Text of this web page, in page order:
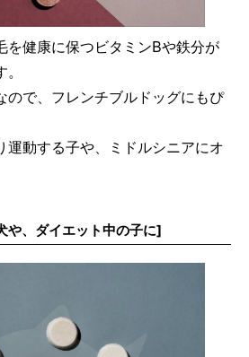
を健康に保つビタミンBや鉄分が
ので、フレンチブルドッグにもぴ
運動する子や、ミドルシニアにオ
、ダイエット中の子に]